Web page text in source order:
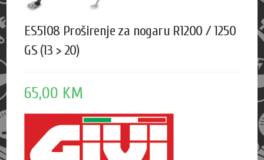
ES5108 Proširenje za nogaru R1200 / 1250
GS (13 > 20)
65,00 KM